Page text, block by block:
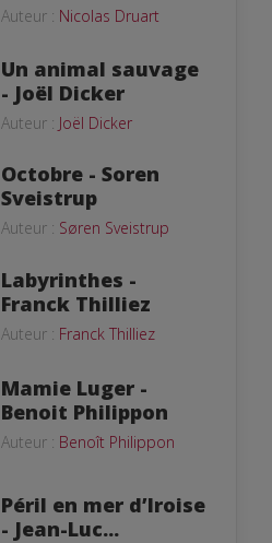
Auteur : Nicolas Druart
Un animal sauvage
- Joël Dicker
Auteur : Joël Dicker
Octobre - Soren
Sveistrup
Auteur : Søren Sveistrup
Labyrinthes -
Franck Thilliez
Auteur : Franck Thilliez
Mamie Luger -
Benoit Philippon
Auteur : Benoît Philippon
Péril en mer d’Iroise
- Jean-Luc...